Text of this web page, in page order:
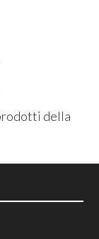
della